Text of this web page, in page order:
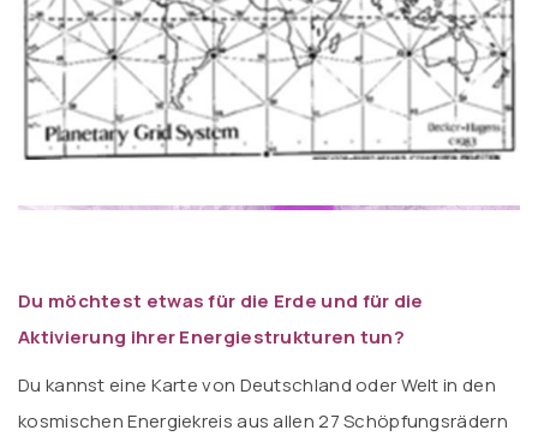
Du möchtest etwas für die Erde und für die
Aktivierung ihrer Energiestrukturen tun?
Du kannst eine Karte von Deutschland oder Welt in den
kosmischen Energiekreis aus allen 27 Schöpfungsrädern